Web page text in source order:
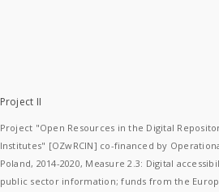
Project II
Project "Open Resources in the Digital
Institutes" [OZwRCIN] co-financed by
Poland, 2014-2020, Measure 2.3: Digital
public sector information; funds from the